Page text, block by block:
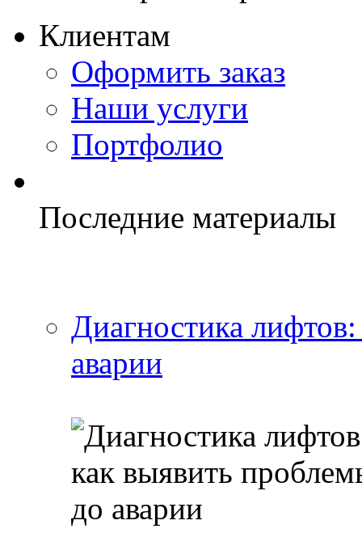
Клиентам
Оформить заказ
Наши услуги
Портфолио
Последние материалы
Диагностика
аварии